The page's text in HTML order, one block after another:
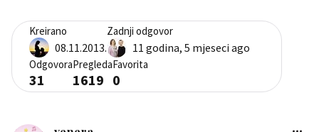
Kreirano
08.11.2013.
Zadnji odgovor
11 godina, 5 mjeseci ago
Odgovora
31
Pregleda
1619
Favorita
0